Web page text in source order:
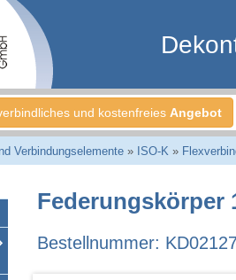
und kostenfreies Angebot
Verbindungselemente» ISO-K »
Federungskörper
Bestellnummer: